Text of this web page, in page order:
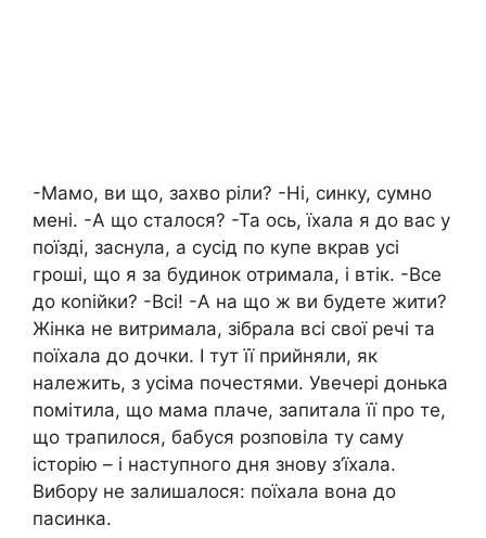
-Мамо, ви що, захво ріли? -Ні, синку, сумно
мені. -А що сталося? -Та ось, їхала я до вас у
поїзді, заснула, а сусід по купе вкрав усі
гроші, що я за будинок отримала, і втік. -Все
до коnійки? -Всі! -А на що ж ви будете жити?
Жінка не витримала, зібрала всі свої речі та
поїхала до дочки. І тут її прийняли, як
належить, з усіма почестями. Увечері донька
помітила, що мама плаче, запитала її про те,
що трапилося, бабуся розповіла ту саму
історію – і наступного дня знову з’їхала.
Вибору не залишалося: поїхала вона до
пасинка.